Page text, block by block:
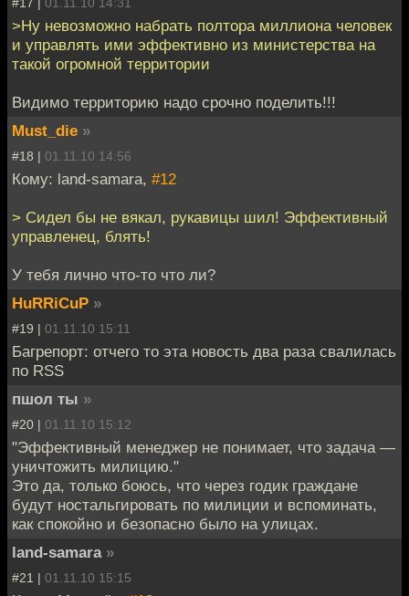
#17 | 01.11.10 14:31
>Ну невозможно набрать полтора миллиона человек
и управлять ими эффективно из министерства на
такой огромной территории
Видимо территорию надо срочно поделить!!!
Must_die »
#18 | 01.11.10 14:56
Кому: land-samara, #12
> Сидел бы не вякал, рукавицы шил! Эффективный
управленец, блять!
У тебя лично что-то что ли?
HuRRiCuP »
#19 | 01.11.10 15:11
Багрепорт: отчего то эта новость два раза свалилась
по RSS
пшол ты »
#20 | 01.11.10 15:12
"Эффективный менеджер не понимает, что задача —
уничтожить милицию."
Это да, только боюсь, что через годик граждане
будут ностальгировать по милиции и вспоминать,
как спокойно и безопасно было на улицах.
land-samara »
#21 | 01.11.10 15:15